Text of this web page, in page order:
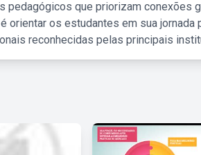
pedagógicos que priorizam conexões
orientar os estudantes em sua jornada
reconhecidas pelas principais